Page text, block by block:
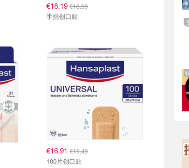
€16.19 €18.99
手指创口贴
€16.91 €19.49
100片创口贴